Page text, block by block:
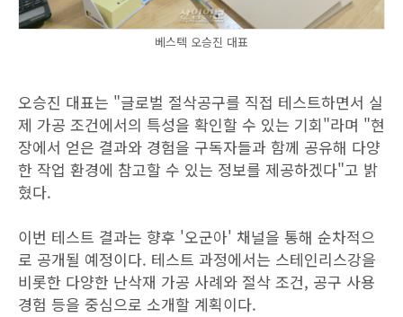
베스텍 오승진 대표
오승진 대표는 "글로벌 절삭공구를 직접 테스트하면서 실
제 가공 조건에서의 특성을 확인할 수 있는 기회"라며 "현
장에서 얻은 결과와 경험을 구독자들과 함께 공유해 다양
한 작업 환경에 참고할 수 있는 정보를 제공하겠다"고 밝
혔다.
이번 테스트 결과는 향후 '오군아' 채널을 통해 순차적으
로 공개될 예정이다. 테스트 과정에서는 스테인리스강을
비롯한 다양한 난삭재 가공 사례와 절삭 조건, 공구 사용
경험 등을 중심으로 소개할 계획이다.